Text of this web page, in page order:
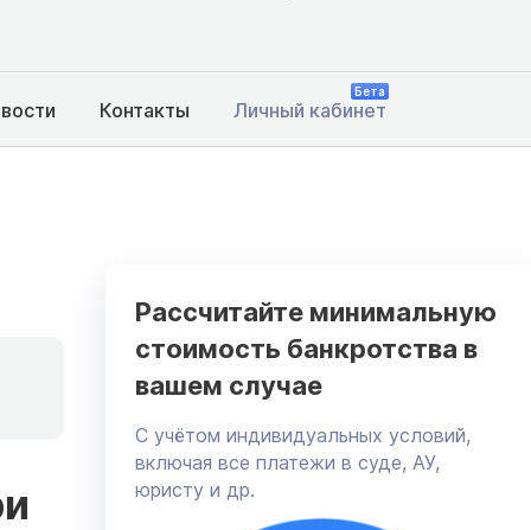
Контакты Личный кабинет
Бета
Рассчитайте минимальную
стоимость банкротства в
вашем случае
C учётом индивидуальных условий,
включая все платежи в суде, АУ,
юристу и др.